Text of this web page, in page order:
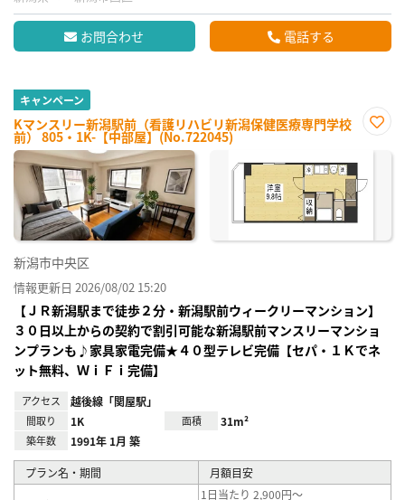
お問合わせ 電話する
キャンペーン
Kマンスリー新潟駅前（看護リハビリ新潟保健医療専門学校
前） 805・1K-【中部屋】(No.722045)
に入
録
新潟市中央区
情報更新日 2026/08/02 15:20
【ＪＲ新潟駅まで徒歩２分・新潟駅前ウィークリーマンション】
３０日以上からの契約で割引可能な新潟駅前マンスリーマンショ
ンプランも♪家具家電完備★４０型テレビ完備【セパ・１Ｋでネ
ット無料、ＷｉＦｉ完備】
アクセス 越後線「関屋駅」
間取り 1K 面積 31m²
築年数 1991年 1月 築
プラン名・期間 月額目安
1日当たり 2,900円～